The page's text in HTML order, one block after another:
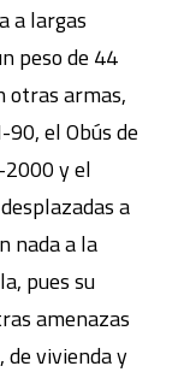
a largas
peso de 44
otras armas,
el Obús de
2000 y el
a
nada a la
pues su
amenazas
de vivienda y